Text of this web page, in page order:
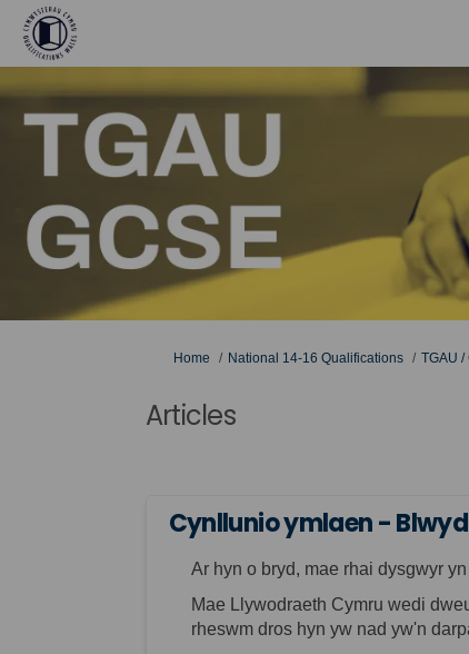
You are here:
Home National 14-16 Qualifications TGAU /
Articles
Cynllunio ymlaen -
Ar hyn o bryd, mae rhai dysgwyr
Mae Llywodraeth Cymru wedi
rheswm dros hyn ywnad yw'n